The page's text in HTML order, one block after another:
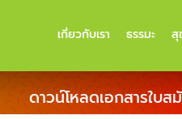
เกี่ยวกับเรา ธรรมะ สุ
ดาวน์โหลดเอกสารใบ